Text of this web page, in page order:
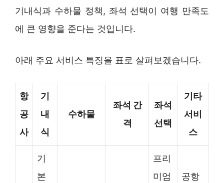
기내식과 수하물 정책, 좌석 선택이 여행 만족도
에 큰 영향을 준다는 것입니다.
아래 주요 서비스 특징을 표로 살펴보겠습니다.
항
공
사
기
내
식
수하물
좌석 간
격
좌석
선택
기타
서비
스
기
본
프리
미엄
공항